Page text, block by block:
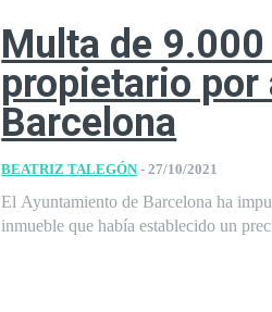
Multa de
propietario por
Barcelona
BEATRIZ TALEGÓN - 27/10/2021
El Ayuntamiento de Barcelona ha
inmueble que había establecido un